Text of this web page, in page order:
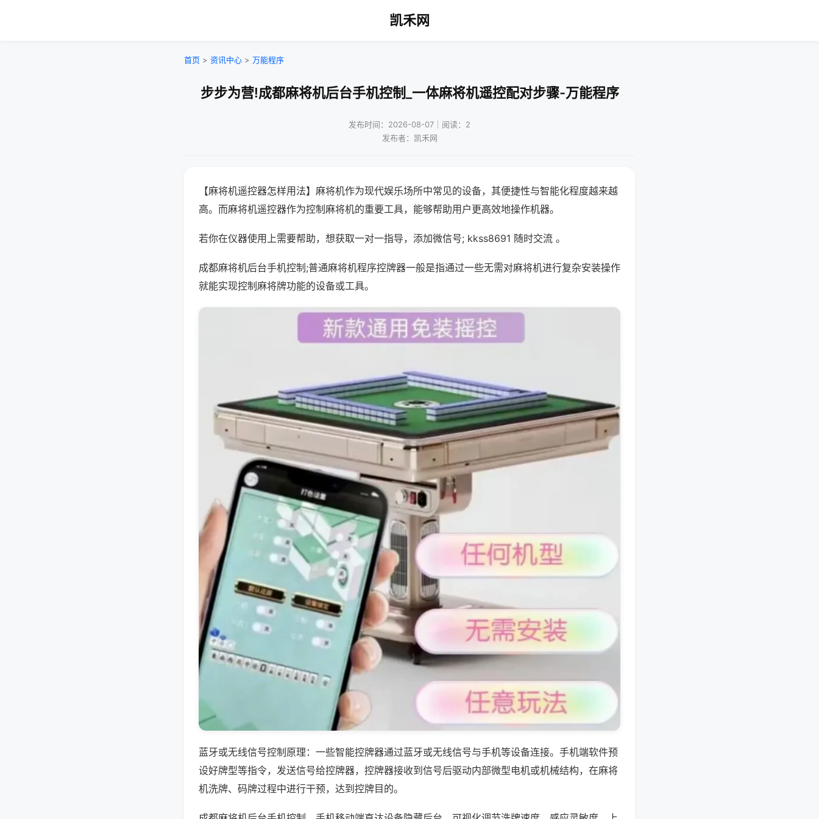
凯禾网
首页 > 资讯中心 > 万能程序
步步为营!成都麻将机后台手机控制_一体麻将机遥控配对步骤-万能程序
发布时间：2026-08-07｜阅读：2
发布者：凯禾网
【麻将机遥控器怎样用法】麻将机作为现代娱乐场所中常见的设备，其便捷性与智能化程度越来越
高。而麻将机遥控器作为控制麻将机的重要工具，能够帮助用户更高效地操作机器。
若你在仪器使用上需要帮助，想获取一对一指导，添加微信号; kkss8691 随时交流 。
成都麻将机后台手机控制;普通麻将机程序控牌器一般是指通过一些无需对麻将机进行复杂安装操作
就能实现控制麻将牌功能的设备或工具。
蓝牙或无线信号控制原理：一些智能控牌器通过蓝牙或无线信号与手机等设备连接。手机端软件预
设好牌型等指令，发送信号给控牌器，控牌器接收到信号后驱动内部微型电机或机械结构，在麻将
机洗牌、码牌过程中进行干预，达到控牌目的。